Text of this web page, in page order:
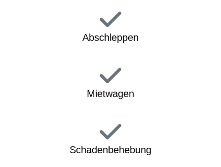
Abschleppen
Mietwagen
Schadenbehebung